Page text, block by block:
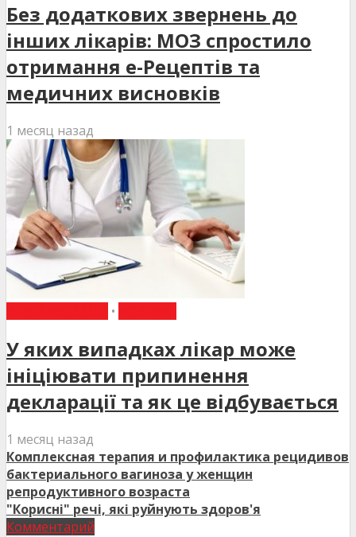
Без додаткових звернень до
інших лікарів: МОЗ спростило
отримання е-Рецептів та
медичних висновків
1 месяц назад
•
У яких випадках лікар може
ініціювати припинення
декларації та як це відбувається
1 месяц назад
Комплексная терапия и профилактика рецидивов
бактериального вагиноза у женщин
репродуктивного возраста
"Корисні" речі, які руйнують здоров'я
Комментарий